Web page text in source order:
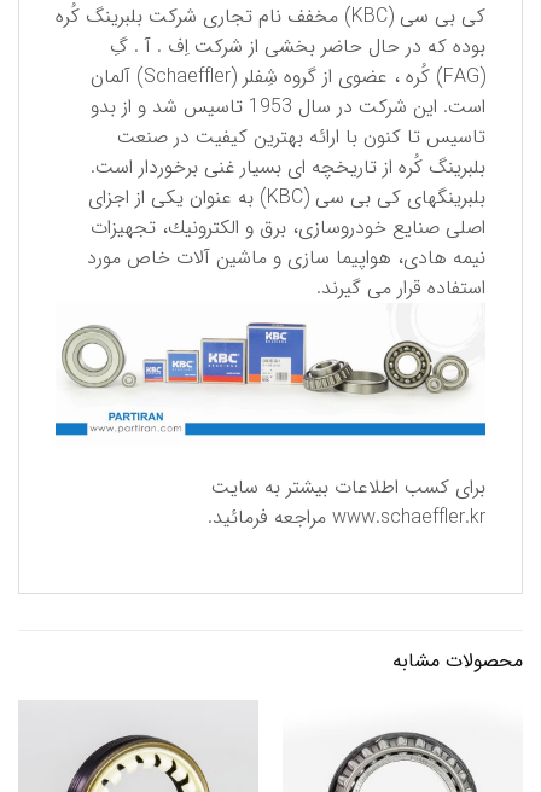
كی بی سی (KBC) مخفف نام تجاری شركت بلبرینگ كُره
بوده كه در حال حاضر بخشی از شركت اِف . آ . گِ
(FAG) كُره ، عضوی از گروه شِفلر (Schaeffler) آلمان
است. این شركت در سال 1953 تاسیس شد و از بدو
تاسیس تا كنون با ارائه بهترین كیفیت در صنعت
بلبرینگ كُره از تاریخچه ای بسیار غنی برخوردار است.
بلبرینگهای كی بی سی (KBC) به عنوان یكی از اجزای
اصلی صنایع خودروسازی، برق و الكترونیك، تجهیزات
نیمه هادی، هواپیما سازی و ماشین آلات خاص مورد
استفاده قرار می گیرند.
برای كسب اطلاعات بیشتر به سایت
www.schaeffler.kr مراجعه فرمائید.
محصولات مشابه